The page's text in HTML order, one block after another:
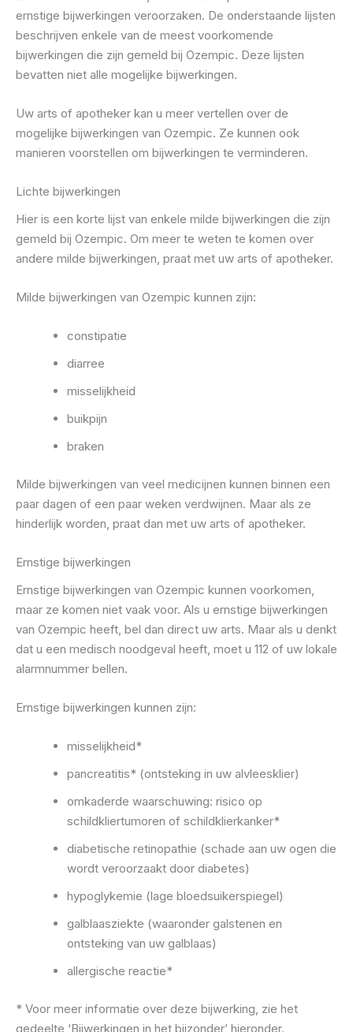
ernstige bijwerkingen veroorzaken. De onderstaande lijsten
beschrijven enkele van de meest voorkomende
bijwerkingen die zijn gemeld bij Ozempic. Deze lijsten
bevatten niet alle mogelijke bijwerkingen.
Uw arts of apotheker kan u meer vertellen over de
mogelijke bijwerkingen van Ozempic. Ze kunnen ook
manieren voorstellen om bijwerkingen te verminderen.
Lichte bijwerkingen
Hier is een korte lijst van enkele milde bijwerkingen die zijn
gemeld bij Ozempic. Om meer te weten te komen over
andere milde bijwerkingen, praat met uw arts of apotheker.
Milde bijwerkingen van Ozempic kunnen zijn:
constipatie
diarree
misselijkheid
buikpijn
braken
Milde bijwerkingen van veel medicijnen kunnen binnen een
paar dagen of een paar weken verdwijnen. Maar als ze
hinderlijk worden, praat dan met uw arts of apotheker.
Ernstige bijwerkingen
Ernstige bijwerkingen van Ozempic kunnen voorkomen,
maar ze komen niet vaak voor. Als u ernstige bijwerkingen
van Ozempic heeft, bel dan direct uw arts. Maar als u denkt
dat u een medisch noodgeval heeft, moet u 112 of uw lokale
alarmnummer bellen.
Ernstige bijwerkingen kunnen zijn:
misselijkheid*
pancreatitis* (ontsteking in uw alvleesklier)
omkaderde waarschuwing: risico op
schildkliertumoren of schildklierkanker*
diabetische retinopathie (schade aan uw ogen die
wordt veroorzaakt door diabetes)
hypoglykemie (lage bloedsuikerspiegel)
galblaasziekte (waaronder galstenen en
ontsteking van uw galblaas)
allergische reactie*
* Voor meer informatie over deze bijwerking, zie het
gedeelte ‘Bijwerkingen in het bijzonder’ hieronder.